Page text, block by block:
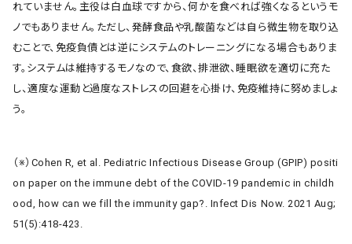
れていません。主役は白血球ですから、何かを食べれば強くなるというモ
ノでもありません。ただし、発酵食品や乳酸菌などは自ら微生物を取り込
むことで、免疫負債とは逆にシステムのトレーニングになる場合もありま
す。システムは維持するモノなので、食欲、排泄欲、睡眠欲を適切に充た
し、適度な運動と過度なストレスの回避を心掛け、免疫維持に努めましょ
う。
（※）Cohen R, et al. Pediatric Infectious Disease Group (GPIP) positi
on paper on the immune debt of the COVID-19 pandemic in childh
ood, how can we fill the immunity gap?. Infect Dis Now. 2021 Aug;
51(5):418-423.